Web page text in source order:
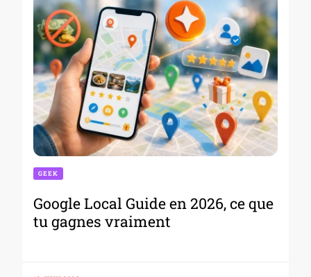
GEEK
Google Local Guide en 2026, ce que
tu gagnes vraiment